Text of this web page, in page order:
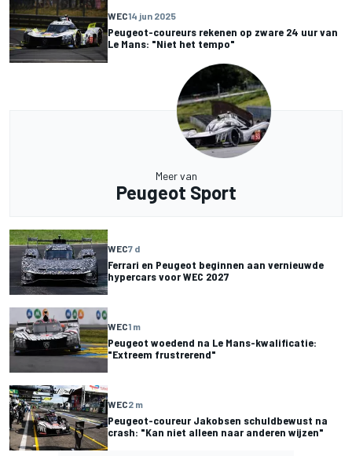
WEC14 jun 2025
Peugeot-coureurs rekenen op zware 24 uur van
Le Mans: "Niet het tempo"
Meer van
Peugeot Sport
WEC7 d
Ferrari en Peugeot beginnen aan vernieuwde
hypercars voor WEC 2027
WEC1 m
Peugeot woedend na Le Mans-kwalificatie:
"Extreem frustrerend"
WEC2 m
Peugeot-coureur Jakobsen schuldbewust na
crash: "Kan niet alleen naar anderen wijzen"